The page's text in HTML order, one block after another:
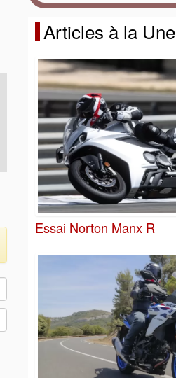
Articles à la Une
Essai Norton Manx R